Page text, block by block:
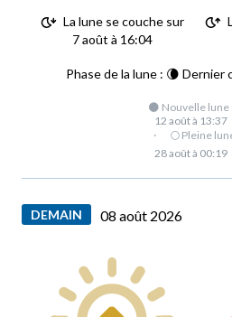
La lune se couche sur
7 août à 16:04
Phase de la lune : 🌘 Dernier
🌑 Nouvelle lune :
12 août à 13:37
·
🌕 Pleine
28 août à 00:19
DEMAIN 08 août 2026